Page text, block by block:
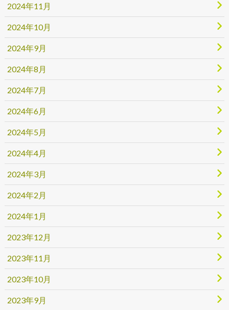
2024年11月
2024年10月
2024年9月
2024年8月
2024年7月
2024年6月
2024年5月
2024年4月
2024年3月
2024年2月
2024年1月
2023年12月
2023年11月
2023年10月
2023年9月